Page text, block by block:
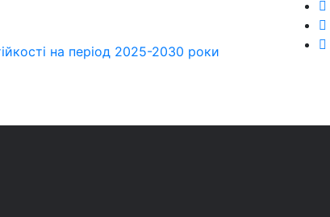
на період 2025-2030 роки